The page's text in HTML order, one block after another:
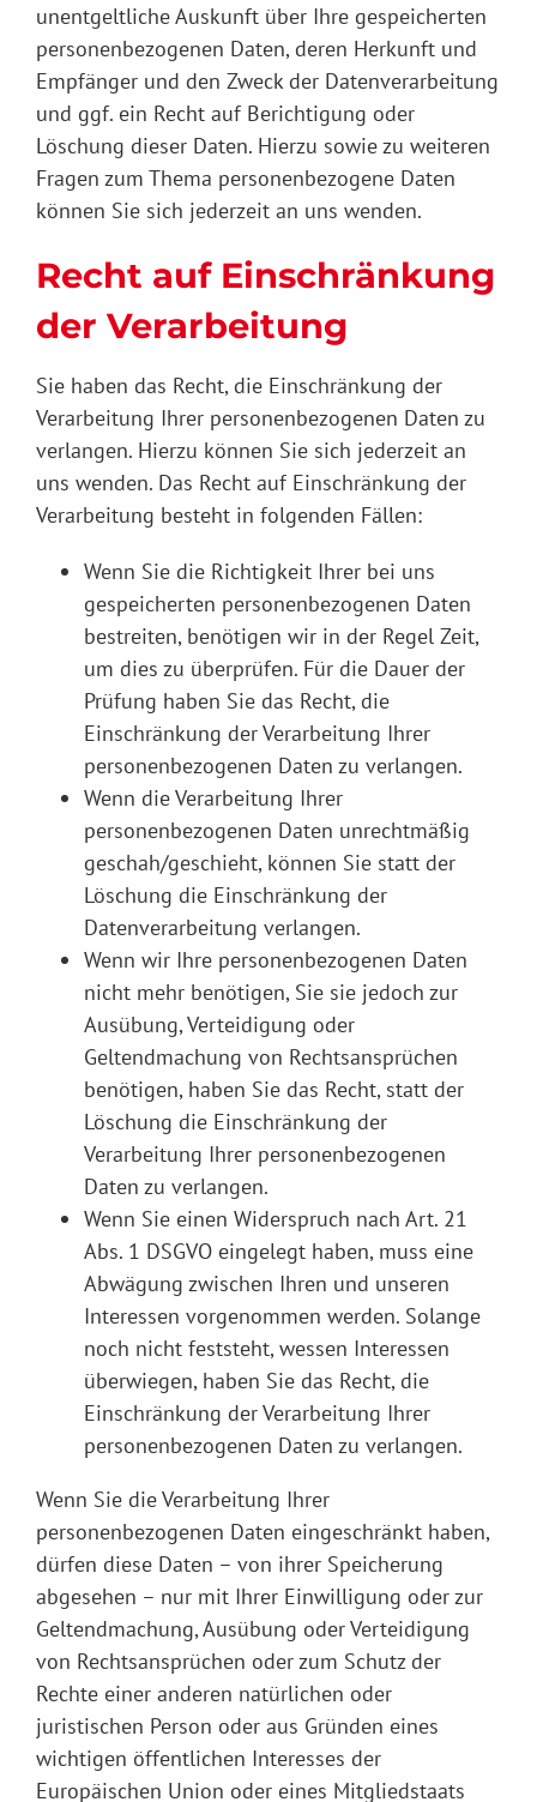
unentgeltliche Auskunft über Ihre gespeicherten
personenbezogenen Daten, deren Herkunft und
Empfänger und den Zweck der Datenverarbeitung
und ggf. ein Recht auf Berichtigung oder
Löschung dieser Daten. Hierzu sowie zu weiteren
Fragen zum Thema personenbezogene Daten
können Sie sich jederzeit an uns wenden.
Recht auf Einschränkung
der Verarbeitung
Sie haben das Recht, die Einschränkung der
Verarbeitung Ihrer personenbezogenen Daten zu
verlangen. Hierzu können Sie sich jederzeit an
uns wenden. Das Recht auf Einschränkung der
Verarbeitung besteht in folgenden Fällen:
Wenn Sie die Richtigkeit Ihrer bei uns
gespeicherten personenbezogenen Daten
bestreiten, benötigen wir in der Regel Zeit,
um dies zu überprüfen. Für die Dauer der
Prüfung haben Sie das Recht, die
Einschränkung der Verarbeitung Ihrer
personenbezogenen Daten zu verlangen.
Wenn die Verarbeitung Ihrer
personenbezogenen Daten unrechtmäßig
geschah/geschieht, können Sie statt der
Löschung die Einschränkung der
Datenverarbeitung verlangen.
Wenn wir Ihre personenbezogenen Daten
nicht mehr benötigen, Sie sie jedoch zur
Ausübung, Verteidigung oder
Geltendmachung von Rechtsansprüchen
benötigen, haben Sie das Recht, statt der
Löschung die Einschränkung der
Verarbeitung Ihrer personenbezogenen
Daten zu verlangen.
Wenn Sie einen Widerspruch nach Art. 21
Abs. 1 DSGVO eingelegt haben, muss eine
Abwägung zwischen Ihren und unseren
Interessen vorgenommen werden. Solange
noch nicht feststeht, wessen Interessen
überwiegen, haben Sie das Recht, die
Einschränkung der Verarbeitung Ihrer
personenbezogenen Daten zu verlangen.
Wenn Sie die Verarbeitung Ihrer
personenbezogenen Daten eingeschränkt haben,
dürfen diese Daten – von ihrer Speicherung
abgesehen – nur mit Ihrer Einwilligung oder zur
Geltendmachung, Ausübung oder Verteidigung
von Rechtsansprüchen oder zum Schutz der
Rechte einer anderen natürlichen oder
juristischen Person oder aus Gründen eines
wichtigen öffentlichen Interesses der
Europäischen Union oder eines Mitgliedstaats